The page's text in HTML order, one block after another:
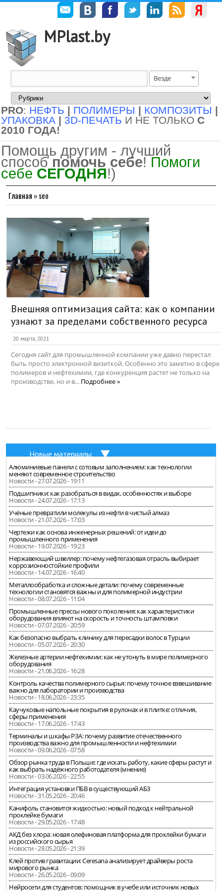
MPlast.by
Везде
PRO: НЕФТЬ | ПОЛИМЕРЫ | КОМПОЗИТЫ |
УПАКОВКА | 3D-ПЕЧАТЬ И НЕ ТОЛЬКО С
2010 ГОДА!
Помощь другим - лучший
способ помочь себе! Помоги
себе СЕГОДНЯ!)
Главная »seo
Внешняя оптимизация сайта: как о компании
узнают за пределами собственного ресурса
20 марта, 2021
Сегодня сайт для промышленной компании уже давно перестал
быть просто электронной визиткой. Особенно это заметно в сфере
полимеров и нефтехимии, где конкуренция растет не только на
производстве, но и в... Подробнее »
Новые материалы
Алюминиевые панели с сотовым заполнением: как технологии
меняют современное строительство
Новости - 27.07.2026 - 19:11
Подшипники: как разобраться в видах, особенностях и выборе
Новости - 24.07.2026 - 17:13
Учёные превратили молекулы из нефти в чистый алмаз
Новости - 21.07.2026 - 17:03
Чертежи как основа инженерных решений: от идеи до
промышленного применения
Новости - 19.07.2026 - 19:23
Нержавеющий швеллер: почему нефтегазовая отрасль выбирает
коррозионностойкие профили
Новости - 14.07.2026 - 16:40
Металлообработка и сложные детали: почему современные
технологии становятся важны и для полимерной индустрии
Новости - 08.07.2026 - 11:04
Промышленные прессы нового поколения: как характеристики
оборудования влияют на скорость и точность штамповки
Новости - 07.07.2026 - 20:59
Как безопасно выбрать клинику для пересадки волос в Турции
Новости - 05.07.2026 - 20:30
Железные артерии нефтехимии: как не утонуть в мире полимерного
оборудования
Новости - 21.06.2026 - 16:28
Контроль качества полимерного сырья: почему точное взвешивание
важно для лаборатории и производства
Новости - 18.06.2026 - 23:35
Каучуковые напольные покрытия в рулонах и в плитке: отличия,
сферы применения
Новости - 17.06.2026 - 17:43
Терминалы и шкафы РЗА: почему развитие отечественного
производства важно для промышленности и нефтехимии
Новости - 09.06.2026 - 07:58
Обзор рынка труда в Польше: где искать работу, какие сферы растут и
как выбрать надёжного работодателя (мнение)
Новости - 03.06.2026 - 22:55
Интеграция установки ПБВ в существующий АБЗ
Новости - 31.05.2026 - 20:46
Канифоль становится жидкостью: новый подход к нейтральной
проклейке бумаги
Новости - 29.05.2026 - 17:48
АКД без хлора: новая олефиновая платформа для проклейки бумаги
из российского сырья
Новости - 28.05.2026 - 21:39
Клей против гравитации: Ceresana анализирует драйверы роста
мирового рынка
Новости - 26.05.2026 - 09:09
Нейросети для студентов: помощник в учебе или источник новых